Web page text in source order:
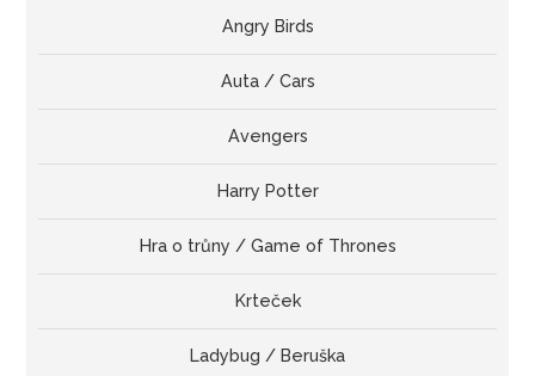
Angry Birds
Auta / Cars
Avengers
Harry Potter
Hra o trůny / Game of Thrones
Krteček
Ladybug / Beruška